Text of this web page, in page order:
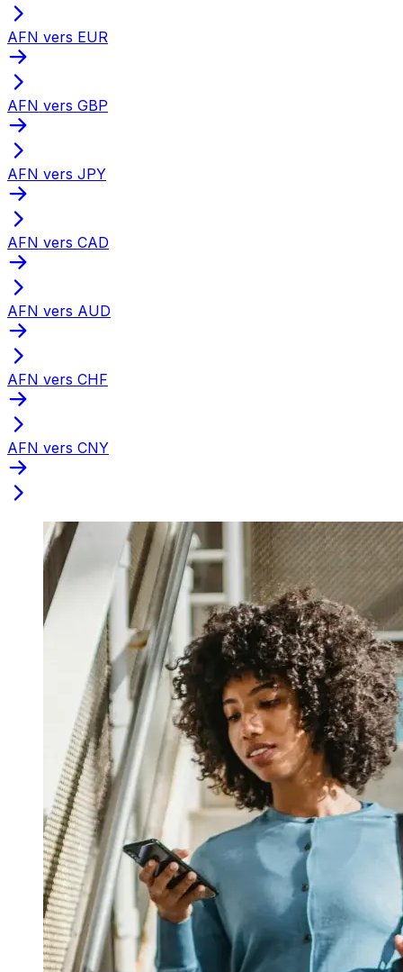
AFN vers EUR
AFN vers GBP
AFN vers JPY
AFN vers CAD
AFN vers AUD
AFN vers CHF
AFN vers CNY